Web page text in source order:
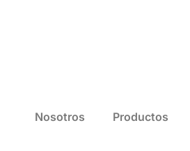
Nosotros Productos